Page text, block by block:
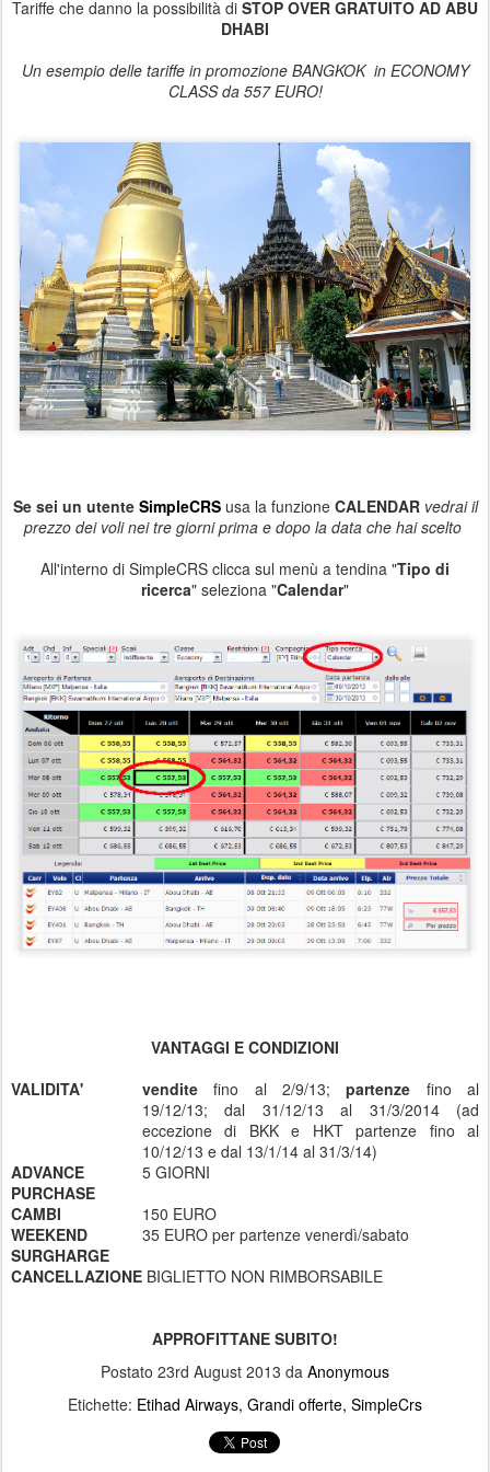
Tariffe che danno la possibilità di STOP OVER GRATUITO AD ABU
DHABI
Un esempio delle tariffe in promozione BANGKOKin ECONOMY
CLASS da 557 EURO!
Se sei un utente SimpleCRS usa la funzione CALENDAR vedrai il
prezzo dei voli nei tre giorni prima e dopo la data che hai scelto
All'interno di SimpleCRS clicca sul menù a tendina "Tipo di
ricerca" seleziona "Calendar"
VANTAGGI E CONDIZIONI
VALIDITA'
vendite fino al 2/9/13;partenze fino al
19/12/13; dal 31/12/13 al 31/3/2014 (ad
eccezione di BKK e HKT partenze fino al
10/12/13 e dal 13/1/14 al 31/3/14)
ADVANCE
PURCHASE
5 GIORNI
CAMBI
150 EURO
WEEKEND
SURGHARGE
35 EURO per partenze venerdì/sabato
CANCELLAZIONE BIGLIETTO NON RIMBORSABILE
APPROFITTANE SUBITO!
Postato 23rd August 2013 da Anonymous
Etichette: Etihad Airways Grandi offerte SimpleCrs